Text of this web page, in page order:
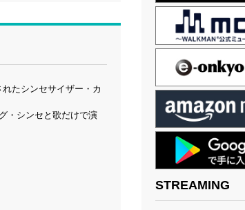
たシンセサイザー・カ
・シンセと歌だけで演
STREAMING